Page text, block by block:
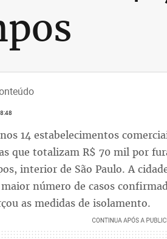
14 estabelecimentos
que totalizam R$ 70 mil por
interior de São Paulo. A
número de casos
as medidas de isolamento.